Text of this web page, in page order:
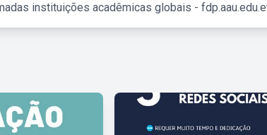
instituições acadêmicas globais -